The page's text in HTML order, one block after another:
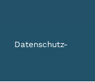
Datenschutz-